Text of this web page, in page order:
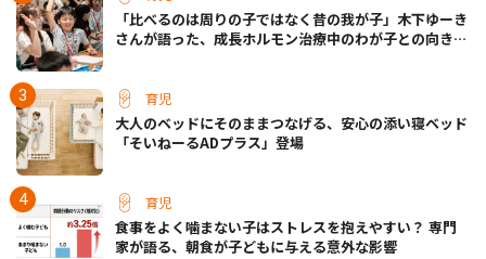
「比べるのは周りの子ではなく昔の我が子」木下ゆーき
さんが語った、成長ホルモン治療中のわが子との向き合
育児
大人のベッドにそのままつなげる、安心の添い寝ベッド
「そいねーるADプラス」登場
育児
食事をよく噛まない子はストレスを抱えやすい？ 専門
家が語る、朝食が子どもに与える意外な影響